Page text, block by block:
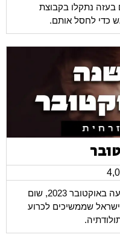
בעזה נתקלו בקבוצת
כדי לחסל אותם.
למרות שעברה שנה שלמה מאז השבעה באוקטובר 2023, שום
שממשיכים לכרוע